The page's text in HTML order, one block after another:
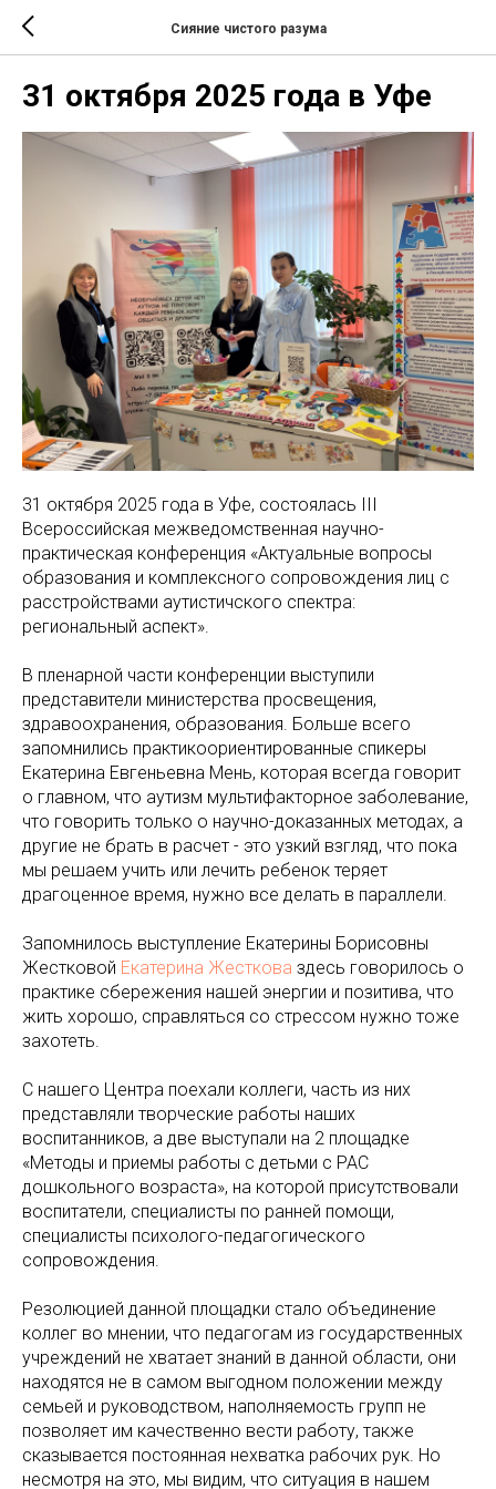
Сияние чистого разума
31 октября 2025 года в Уфе
31 октября 2025 года в Уфе, состоялась III
Всероссийская межведомственная научно-
практическая конференция «Актуальные вопросы
образования и комплексного сопровождения лиц с
расстройствами аутистичского спектра:
региональный аспект».
В пленарной части конференции выступили
представители министерства просвещения,
здравоохранения, образования. Больше всего
запомнились практикоориентированные спикеры
Екатерина Евгеньевна Мень, которая всегда говорит
о главном, что аутизм мультифакторное заболевание,
что говорить только о научно-доказанных методах, а
другие не брать в расчет - это узкий взгляд, что пока
мы решаем учить или лечить ребенок теряет
драгоценное время, нужно все делать в параллели.
Запомнилось выступление Екатерины Борисовны
Жестковой Екатерина Жесткова здесь говорилось о
практике сбережения нашей энергии и позитива, что
жить хорошо, справляться со стрессом нужно тоже
захотеть.
С нашего Центра поехали коллеги, часть из них
представляли творческие работы наших
воспитанников, а две выступали на 2 площадке
«Методы и приемы работы с детьми с РАС
дошкольного возраста», на которой присутствовали
воспитатели, специалисты по ранней помощи,
специалисты психолого-педагогического
сопровождения.
Резолюцией данной площадки стало объединение
коллег во мнении, что педагогам из государственных
учреждений не хватает знаний в данной области, они
находятся не в самом выгодном положении между
семьей и руководством, наполняемость групп не
позволяет им качественно вести работу, также
сказывается постоянная нехватка рабочих рук. Но
несмотря на это, мы видим, что ситуация в нашем